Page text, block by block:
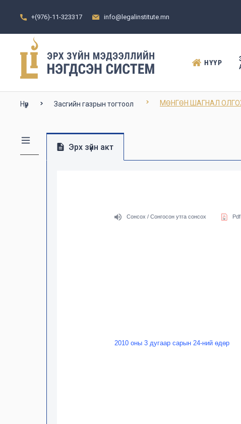
+(976)-11-323317 info@legalinstitute.mn
НҮҮР
Нүүр Засгийн газрын тогтоол МӨНГӨН ШАГНАЛ
Эрх зүйн акт
Сонсох / Сонгосон утга сонсох Pdf
2010 оны 3 дугаар сарын 24-ний өдөр